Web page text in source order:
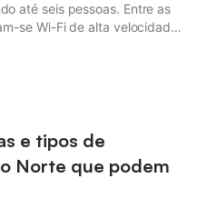
até seis pessoas. Entre as
se Wi-Fi de alta velocidade
roupa, máquina de secar
e tipos de
Norte que podem